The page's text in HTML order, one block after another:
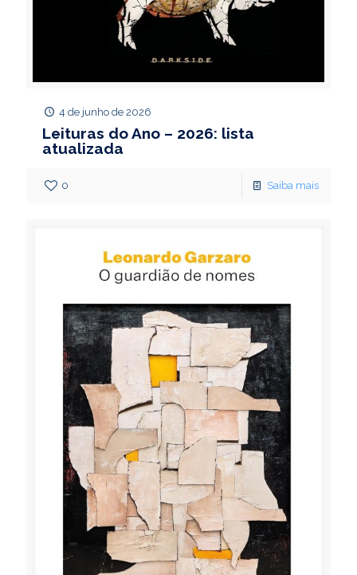
4 de junho de 2026
Leituras do Ano – 2026: lista
atualizada
0 Saiba mais